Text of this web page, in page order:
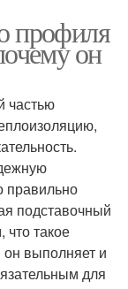
профиля
он
частью
правильно
подставочный
такое
выполняет и
для